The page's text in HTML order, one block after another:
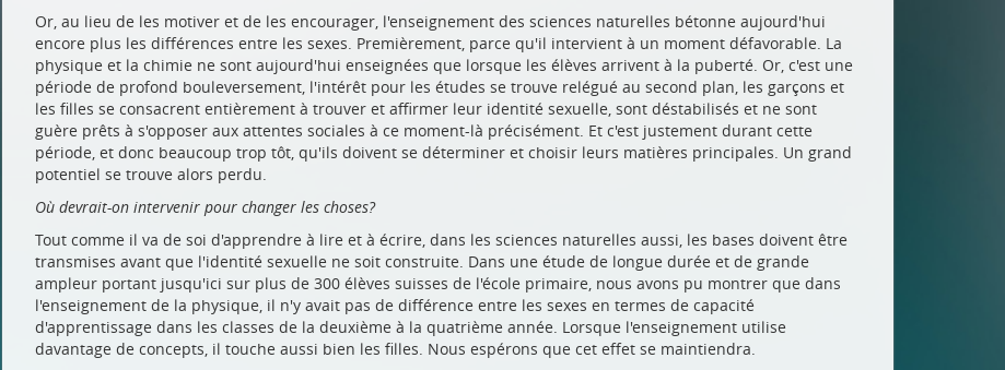
Or, au lieu de les motiver et de les encourager, l'enseignement des sciences naturelles bétonne aujourd'hui
encore plus les différences entre les sexes. Premièrement, parce qu'il intervient à un moment défavorable. La
physique et la chimie ne sont aujourd'hui enseignées que lorsque les élèves arrivent à la puberté. Or, c'est une
période de profond bouleversement, l'intérêt pour les études se trouve relégué au second plan, les garçons et
les filles se consacrent entièrement à trouver et affirmer leur identité sexuelle, sont déstabilisés et ne sont
guère prêts à s'opposer aux attentes sociales à ce moment-là précisément. Et c'est justement durant cette
période, et donc beaucoup trop tôt, qu'ils doivent se déterminer et choisir leurs matières principales. Un grand
potentiel se trouve alors perdu.
Où devrait-on intervenir pour changer les choses?
Tout comme il va de soi d'apprendre à lire et à écrire, dans les sciences naturelles aussi, les bases doivent être
transmises avant que l'identité sexuelle ne soit construite. Dans une étude de longue durée et de grande
ampleur portant jusqu'ici sur plus de 300 élèves suisses de l'école primaire, nous avons pu montrer que dans
l'enseignement de la physique, il n'y avait pas de différence entre les sexes en termes de capacité
d'apprentissage dans les classes de la deuxième à la quatrième année. Lorsque l'enseignement utilise
davantage de concepts, il touche aussi bien les filles. Nous espérons que cet effet se maintiendra.